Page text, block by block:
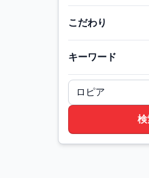
こだわり
キーワード